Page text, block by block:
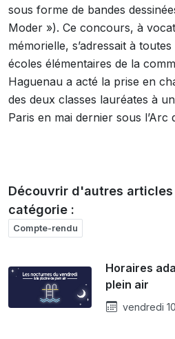
sous forme de bandes
Moder »). Ce concours, à
mémorielle, s’adressait à
écoles élémentaires de la
Haguenau a acté la prise en
des deux classes lauréates à
Paris en mai dernier sous l’Arc
Découvrir d'autres articles
catégorie :
Compte-rendu
Horaires
plein air
vendredi